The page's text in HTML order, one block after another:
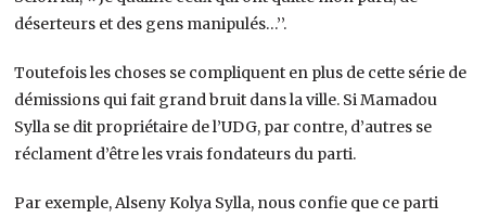
déserteurs et des gens manipulés…’’.
Toutefois les choses se compliquent en plus de cette série de
démissions qui fait grand bruit dans la ville. Si Mamadou
Sylla se dit propriétaire de l’UDG, par contre, d’autres se
réclament d’être les vrais fondateurs du parti.
Par exemple, Alseny Kolya Sylla, nous confie que ce parti